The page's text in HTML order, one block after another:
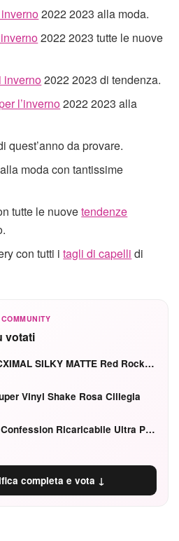
2022 2023 alla moda.
2022 2023 tutte le nuove
inverno2022 2023 di tendenza.
l’inverno2022 2023 alla
quest’anno da provare.
alla moda con tantissime
tutte le nuovetendenze
con tutti itagli di capelli di
votati
MAC M·A·CXIMAL SILKY MATTE Red Rock mat
Vinyl Shake Rosa Ciliegia
Hourglass Confession Ricaricabile Ultra Preciso Ad Alta Intensità Secretly Classic Red
completa e vota ↓